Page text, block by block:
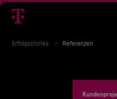
Erfolgsstories Referenzen